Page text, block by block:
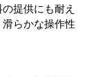
提供にも耐え
らかな操作性